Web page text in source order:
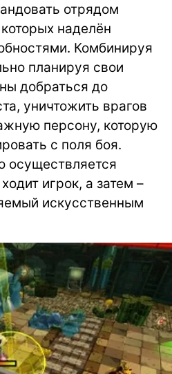
отрядом
наделён
Комбинируя
планируя свои
добраться до
уничтожить врагов
персону, которую
с поля боя.
осуществляется
игрок, а затем –
искусственным